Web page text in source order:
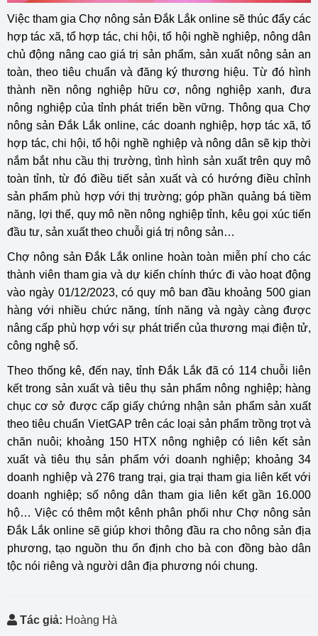
Việc tham gia Chợ nông sản Đắk Lắk online sẽ thúc đẩy các
hợp tác xã, tổ hợp tác, chi hội, tổ hội nghề nghiệp, nông dân
chủ động nâng cao giá trị sản phẩm, sản xuất nông sản an
toàn, theo tiêu chuẩn và đăng ký thương hiệu. Từ đó hình
thành nền nông nghiệp hữu cơ, nông nghiệp xanh, đưa
nông nghiệp của tỉnh phát triển bền vững. Thông qua Chợ
nông sản Đắk Lắk online, các doanh nghiệp, hợp tác xã, tổ
hợp tác, chi hội, tổ hội nghề nghiệp và nông dân sẽ kịp thời
nắm bắt nhu cầu thị trường, tình hình sản xuất trên quy mô
toàn tỉnh, từ đó điều tiết sản xuất và có hướng điều chỉnh
sản phẩm phù hợp với thị trường; góp phần quảng bá tiềm
năng, lợi thế, quy mô nền nông nghiệp tỉnh, kêu gọi xúc tiến
đầu tư, sản xuất theo chuỗi giá trị nông sản…
Chợ nông sản Đắk Lắk online hoàn toàn miễn phí cho các
thành viên tham gia và dự kiến chính thức đi vào hoạt động
vào ngày 01/12/2023, có quy mô ban đầu khoảng 500 gian
hàng với nhiều chức năng, tính năng và ngày càng được
nâng cấp phù hợp với sự phát triển của thương mại điện tử,
công nghệ số.
Theo thống kê, đến nay, tỉnh Đắk Lắk đã có 114 chuỗi liên
kết trong sản xuất và tiêu thụ sản phẩm nông nghiệp; hàng
chục cơ sở được cấp giấy chứng nhận sản phẩm sản xuất
theo tiêu chuẩn VietGAP trên các loại sản phẩm trồng trọt và
chăn nuôi; khoảng 150 HTX nông nghiệp có liên kết sản
xuất và tiêu thụ sản phẩm với doanh nghiệp; khoảng 34
doanh nghiệp và 276 trang trại, gia trại tham gia liên kết với
doanh nghiệp; số nông dân tham gia liên kết gần 16.000
hộ… Việc có thêm một kênh phân phối như Chợ nông sản
Đắk Lắk online sẽ giúp khơi thông đầu ra cho nông sản địa
phương, tạo nguồn thu ổn định cho bà con đồng bào dân
tộc nói riêng và người dân địa phương nói chung.
Tác giả: Hoàng Hà